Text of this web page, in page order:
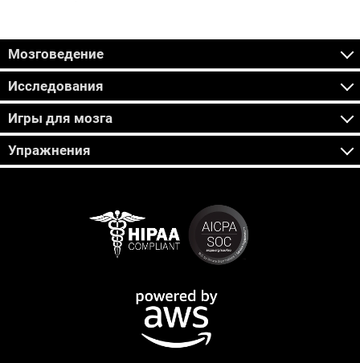
Мозговедение
Исследования
Игры для мозга
Упражнения